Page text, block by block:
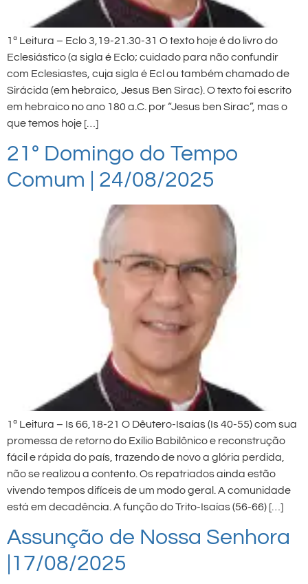
1ª Leitura – Eclo 3,19-21.30-31 O texto hoje é do livro do
Eclesiástico (a sigla é Eclo; cuidado para não confundir
com Eclesiastes, cuja sigla é Ecl ou também chamado de
Sirácida (em hebraico, Jesus Ben Sirac). O texto foi escrito
em hebraico no ano 180 a.C. por “Jesus ben Sirac”, mas o
que temos hoje […]
21º Domingo do Tempo
Comum | 24/08/2025
1ª Leitura – Is 66,18-21 O Dêutero-Isaías (Is 40-55) com sua
promessa de retorno do Exílio Babilônico e reconstrução
fácil e rápida do país, trazendo de novo a glória perdida,
não se realizou a contento. Os repatriados ainda estão
vivendo tempos difíceis de um modo geral. A comunidade
está em decadência. A função do Trito-Isaías (56-66) […]
Assunção de Nossa Senhora
|17/08/2025